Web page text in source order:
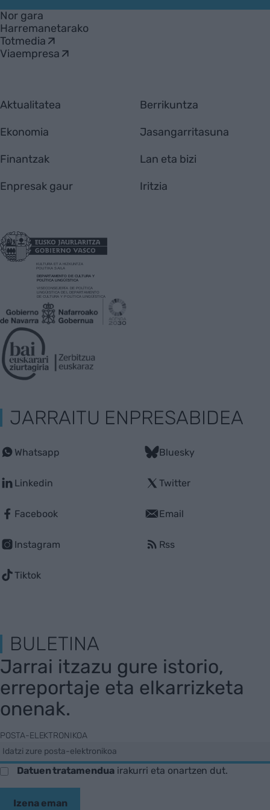
Nor gara
Harremanetarako
Totmedia
Viaempresa
Aktualitatea
Ekonomia
Finantzak
Enpresak gaur
Berrikuntza
Jasangarritasuna
Lan eta bizi
Iritzia
JARRAITU ENPRESABIDEA
Whatsapp
Linkedin
Facebook
Instagram
Tiktok
Bluesky
Twitter
Email
Rss
BULETINA
Jarrai itzazu gure istorio,
erreportaje eta elkarrizketa
onenak.
POSTA-ELEKTRONIKOA
Datuen tratamenduairakurri eta onartzen dut.
Izena eman